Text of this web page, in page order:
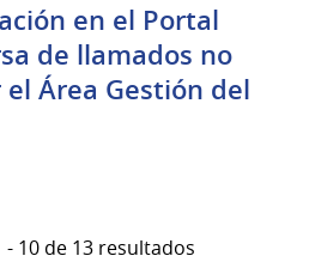
en el Portal
de llamados no
Área Gestión del
10 de 13 resultados